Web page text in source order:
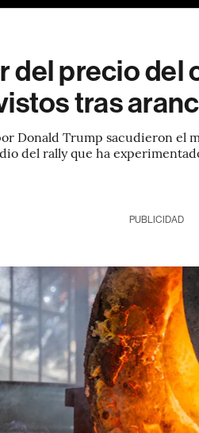
del precio del
tras
Donald Trump sacudieron el
del rally que ha
PUBLICIDAD